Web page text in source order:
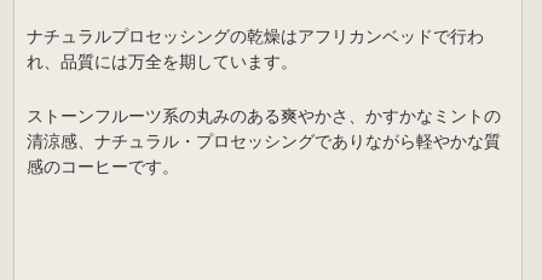
ナチュラルプロセッシングの乾燥はアフリカンベッドで行わ
れ、品質には万全を期しています。
ストーンフルーツ系の丸みのある爽やかさ、かすかなミントの
清涼感、ナチュラル・プロセッシングでありながら軽やかな質
感のコーヒーです。